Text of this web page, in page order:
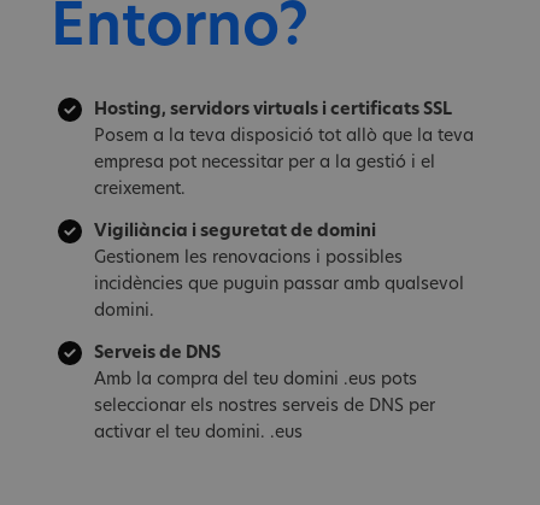
Entorno?
Hosting, servidors virtuals i certificats SSL
Posem a la teva disposició tot allò que la teva
empresa pot necessitar per a la gestió i el
creixement.
Vigiliància i seguretat de domini
Gestionem les renovacions i possibles
incidències que puguin passar amb qualsevol
domini.
Serveis de DNS
Amb la compra del teu domini .eus pots
seleccionar els nostres serveis de DNS per
activar el teu domini. .eus